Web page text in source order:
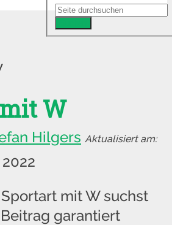
W
Hilgers
mit W suchst
garantiert